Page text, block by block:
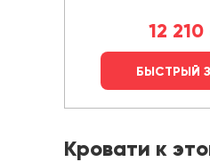
12 210
БЫСТРЫЙ
Кровати к